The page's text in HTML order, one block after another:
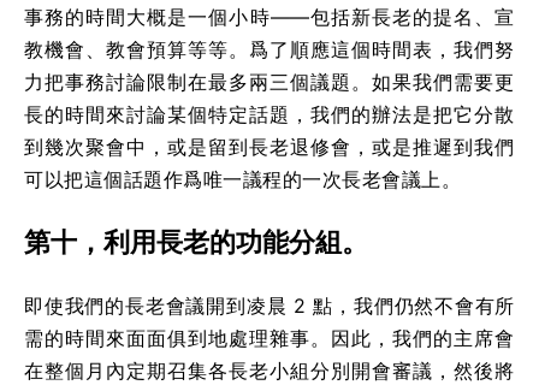
事務的時間大概是一個小時——包括新長老的提名、宣
教機會、教會預算等等。爲了順應這個時間表，我們努
力把事務討論限制在最多兩三個議題。如果我們需要更
長的時間來討論某個特定話題，我們的辦法是把它分散
到幾次聚會中，或是留到長老退修會，或是推遲到我們
可以把這個話題作爲唯一議程的一次長老會議上。
第十，利用長老的功能分組。
即使我們的長老會議開到凌晨 2 點，我們仍然不會有所
需的時間來面面俱到地處理雜事。因此，我們的主席會
在整個月內定期召集各長老小組分別開會審議，然後將